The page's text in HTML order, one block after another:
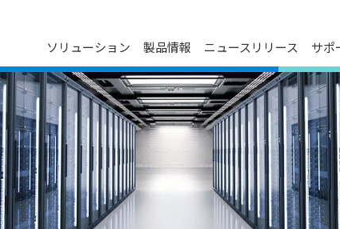
ソリューション 製品情報 ニュースリリース
プレスリリース
イベントカレンダー
メディア連絡先
サポ
ダウンロードセンター
FAQ
お問い合わせ
製品のサイバーセキュリティ脆弱
性管理ポリシー
会社概要
デルタグループについて
役員紹介
事業について
技術革新
主要事業所
マイルストーン
ESG